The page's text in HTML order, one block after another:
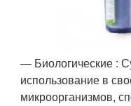
— Биологические :
использование в
микроорганизмов,